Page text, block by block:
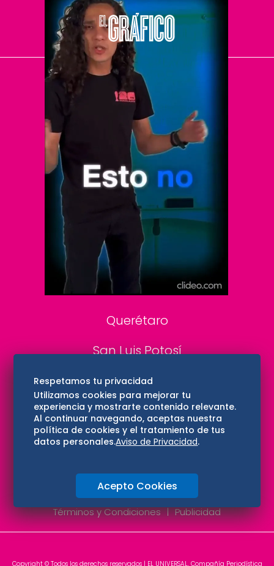
El Universal
Vive USA
Clase
De 10 sports
DeDinero
Confabulario
Aviso Oportuno
Consultas
Querétaro
San Luis Potosí
Edomex
Consultas
Hidalgo
Oaxaca
Aviso de privacidad
Directorio
Términos y Condiciones
Publicidad
Copyright © Todos los derechos reservados | EL UNIVERSAL, Compañía Periodística
Respetamos tu privacidad
Utilizamos cookies para mejorar tu
experiencia y mostrarte contenido relevante.
Al continuar navegando, aceptas nuestra
política de cookies y el tratamiento de tus
datos personales.Aviso de Privacidad.
Acepto Cookies